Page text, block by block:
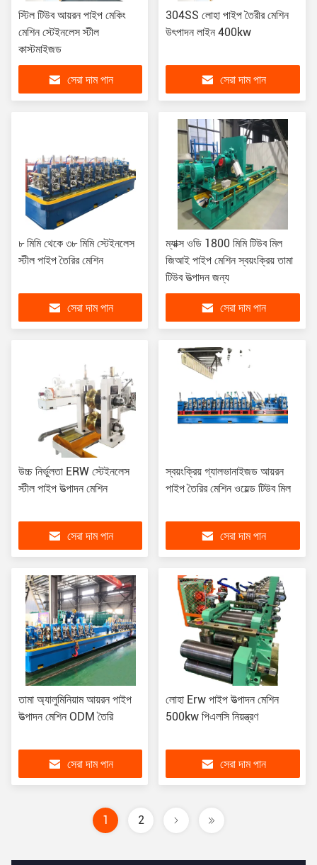
স্টিল টিউব আয়রন পাইপ মেকিং
মেশিন স্টেইনলেস স্টীল
কাস্টমাইজড
সেরা দাম পান
304SS লোহা পাইপ তৈরীর মেশিন
উৎপাদন লাইন 400kw
সেরা দাম পান
৮ মিমি থেকে ৩৮ মিমি স্টেইনলেস
স্টীল পাইপ তৈরির মেশিন
সেরা দাম পান
ম্যাক্স ওডি 1800 মিমি টিউব মিল
জিআই পাইপ মেশিন স্বয়ংক্রিয় তামা
টিউব উত্পাদন জন্য
সেরা দাম পান
উচ্চ নির্ভুলতা ERW স্টেইনলেস
স্টীল পাইপ উত্পাদন মেশিন
সেরা দাম পান
স্বয়ংক্রিয় গ্যালভানাইজড আয়রন
পাইপ তৈরির মেশিন ওয়েল্ড টিউব মিল
সেরা দাম পান
তামা অ্যালুমিনিয়াম আয়রন পাইপ
উত্পাদন মেশিন ODM তৈরি
সেরা দাম পান
লোহা Erw পাইপ উত্পাদন মেশিন
500kw পিএলসি নিয়ন্ত্রণ
সেরা দাম পান
1 2